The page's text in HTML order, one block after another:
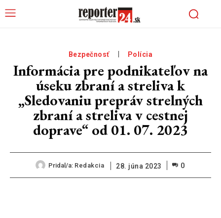
Bezpečnosť Polícia
Informácia pre podnikateľov na
úseku zbraní a streliva k
„Sledovaniu prepráv strelných
zbraní a streliva v cestnej
doprave“ od 01. 07. 2023
Pridal/a: Redakcia 28. júna 2023 0